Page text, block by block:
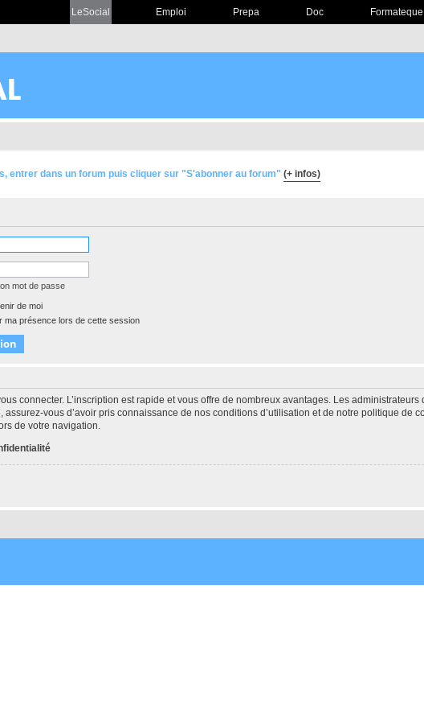
LeSocial Emploi Prepa Doc Formateque
entrer dans un forum puis cliquer sur "S'abonner au forum" (+ infos)
mot de passe
de moi
ma présence lors de cette session
connecter. L’inscription est rapide et vous offre de nombreux avantages. Les
assurez-vous d’avoir pris connaissance de nos conditions d’utilisation et de notre politique de
de votre navigation.